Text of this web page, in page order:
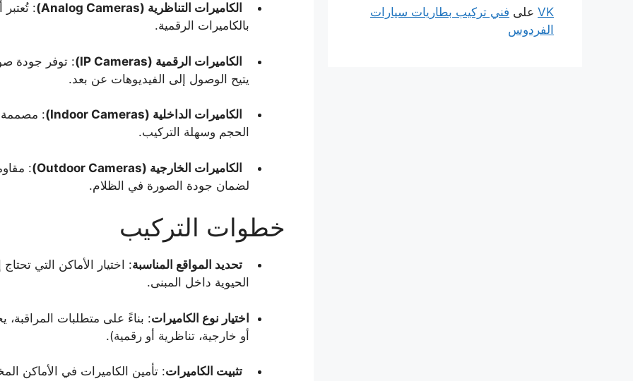
الكاميرات التناظرية (Analog Cameras)
:
بالكاميرات الرقمية.
الكاميرات الرقمية (IP Cameras)
: توفر جودة
يتيح الوصول إلى الفيديوهات عن بعد.
الكاميرات الداخلية (Indoor Cameras)
: مصممة
الحجم وسهلة التركيب.
الكاميرات الخارجية (Outdoor Cameras)
:
لضمان جودة الصورة في الظلام.
خطوات التركيب
تحديد المواقع المناسبة: اختيار الأماكن التي
الحيوية داخل المبنى.
اختيار نوع الكاميرات: بناءً على متطلبات المراقبة،
أو خارجية، تناظرية أو رقمية).
تثبيت الكاميرات: تأمين الكاميرات في الأماكن
VK على فني تركيب بطاريات سيارات
الفردوس